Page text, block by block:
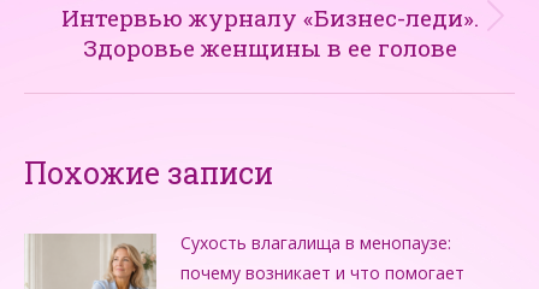
Следующая
запись:
Интервью журналу «Бизнес-леди».
Здоровье женщины в ее голове
Похожие записи
Сухость влагалища в менопаузе:
почему возникает и что помогает